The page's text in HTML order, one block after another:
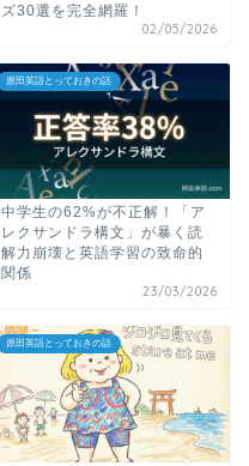
ズ30選を完全網羅！
02/05/2026
原田英語とっておきの話
中学生の62%が不正解！「ア
レクサンドラ構文」が暴く読
解力崩壊と英語学習の致命的
関係
23/03/2026
原田英語とっておきの話